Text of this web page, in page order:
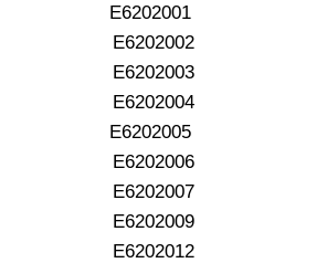
E6202001
E6202002
E6202003
E6202004
E6202005
E6202006
E6202007
E6202009
E6202012